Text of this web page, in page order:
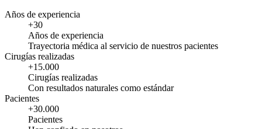
Años de experiencia
+30
Años de experiencia
Trayectoria médica al servicio de nuestros pacientes
Cirugías realizadas
+15.000
Cirugías realizadas
Con resultados naturales como estándar
Pacientes
+30.000
Pacientes